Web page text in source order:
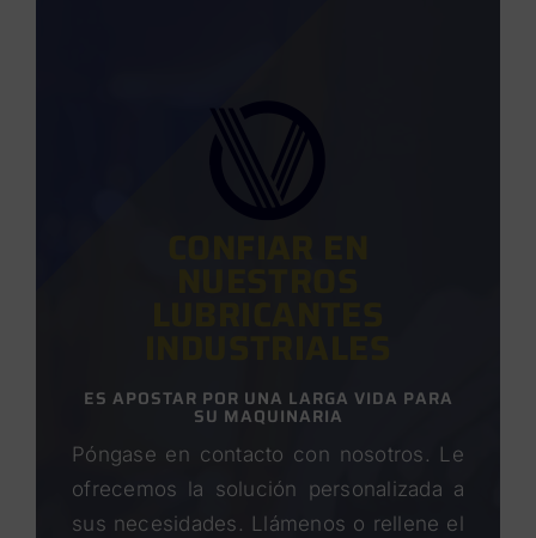
ES APOSTAR POR UNA LARGA VIDA PARA
SU MAQUINARIA
Póngase en contacto con nosotros. Le
ofrecemos la solución personalizada a
sus necesidades. Llámenos o rellene el